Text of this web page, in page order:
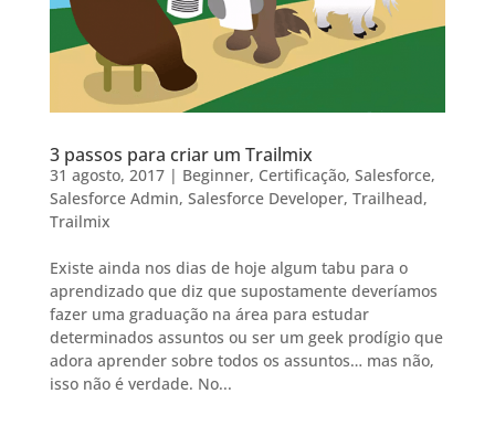
3 passos para criar um Trailmix
31 agosto, 2017| Beginner, Certificação, Salesforce,
Salesforce Admin, Salesforce Developer, Trailhead,
Trailmix
Existe ainda nos dias de hoje algum tabu para o
aprendizado que diz que supostamente deveríamos
fazer uma graduação na área para estudar
determinados assuntos ou ser um geek prodígio que
adora aprender sobre todos os assuntos… mas não,
isso não é verdade. No...